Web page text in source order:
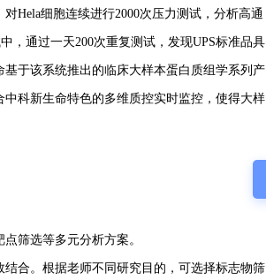
Hela细胞连续进行2000次压力测试，分析高通
，通过一天200次重复测试，发现UPS标准品具
于该系统推出的临床大样本蛋白质组学系列产
科新生命特色的多维质控实时监控，使得大样
筛选等多元分析方案。
合。根据老师不同研究目的，可选择标志物筛